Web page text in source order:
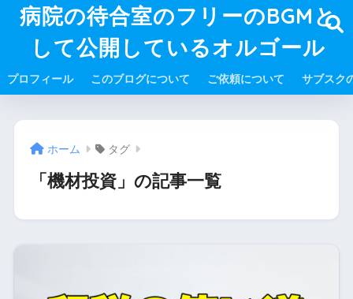
病院の待合室のフリーのBGMと
して公開しているオルゴール
プロフィール このブログについて ご依頼について サブスク
ホーム タグ
「機材投資」の記事一覧